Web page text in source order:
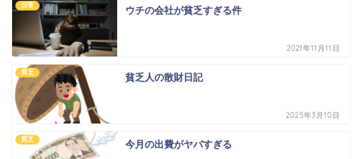
日常 ウチの会社が貧乏すぎる件
2021年11月11日
貧乏 貧乏人の散財日記
2025年3月10日
貧乏 今月の出費がヤバすぎる